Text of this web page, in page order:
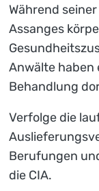
Während
Assanges
Anwälte haben
Behandlung
Verfolge die
Berufungen
die CIA.